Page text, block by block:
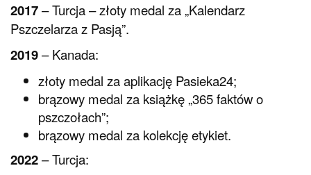
2017– Turcja – złoty medal za „Kalendarz
Pszczelarza z Pasją”.
2019– Kanada:
złoty medal za aplikację Pasieka24;
brązowy medal za książkę „365 faktów o
pszczołach”;
brązowy medal za kolekcję etykiet.
2022– Turcja: